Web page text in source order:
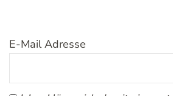
E-Mail Adresse